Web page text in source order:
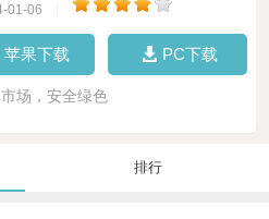
01-06
苹果下载 PC下载
场，安全绿色
排行